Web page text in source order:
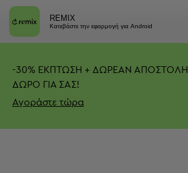
REMIX
Κατεβάστε την εφαρμογή για Android
-30% ΕΚΠΤΩΣΗ + ΔΩΡΕΑΝ ΑΠΟΣΤΟΛΗ
ΔΩΡΟ ΓΙΑ ΣΑΣ!
Αγοράστε τώρα